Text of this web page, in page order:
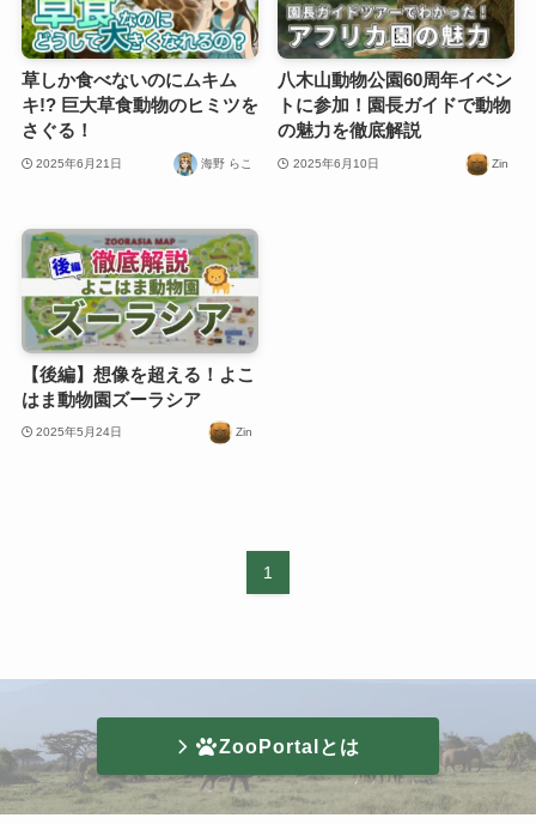
草しか食べないのにムキム
キ!? 巨大草食動物のヒミツを
さぐる！
2025年6月21日 海野 らこ
八木山動物公園60周年イベン
トに参加！園長ガイドで動物
の魅力を徹底解説
2025年6月10日 Zin
【後編】想像を超える！よこ
はま動物園ズーラシア
2025年5月24日 Zin
1
ZooPortalとは